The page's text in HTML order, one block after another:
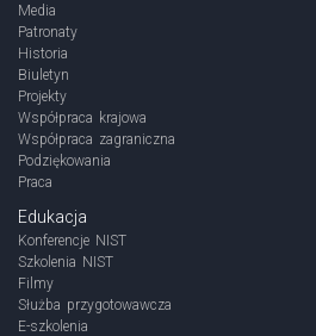
Media
Patronaty
Historia
Biuletyn
Projekty
Współpraca krajowa
Współpraca zagraniczna
Podziękowania
Praca
Edukacja
Konferencje NIST
Szkolenia NIST
Filmy
Służba przygotowawcza
E-szkolenia